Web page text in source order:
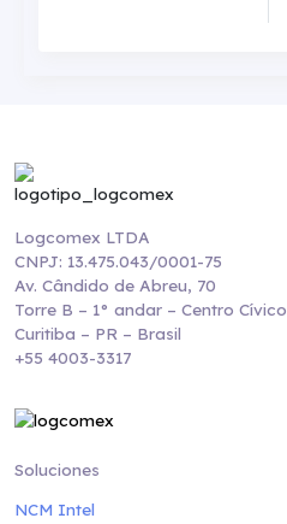
Logcomex LTDA
CNPJ: 13.475.043/0001-75
Av. Cândido de Abreu, 70
Torre B – 1° andar – Centro Cívico
Curitiba – PR – Brasil
+55 4003-3317
Soluciones
NCM Intel